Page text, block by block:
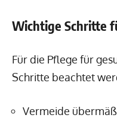
Wichtige Schritte
Für die Pflege für
Schritte beachtet
Vermeide